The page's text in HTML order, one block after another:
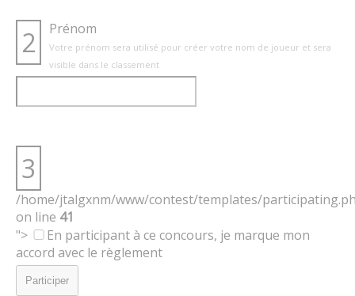
2 Prénom
Votre prénom sera utilisé pour créer votre nom de joueur et sera
visible dans le classement
3
/home/jtalgxnm/www/contest/templates/
on line 41
">
En participant à ce concours, je marque mon
accord avec le règlement
Participer